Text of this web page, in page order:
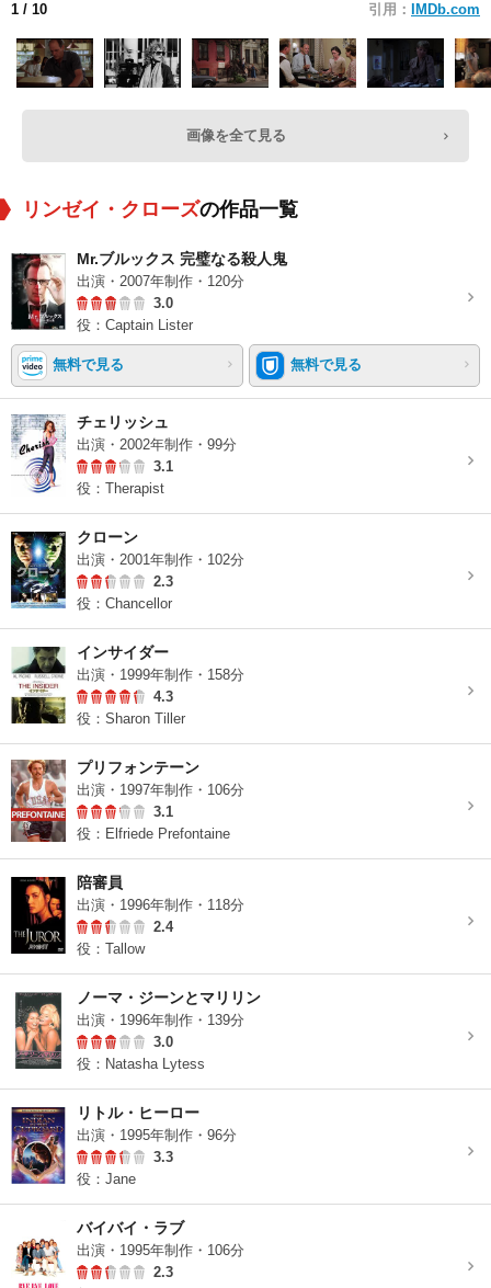
1 / 10 引用： IMDb.com
画像を全て見る
リンゼイ・クローズの作品一覧
Mr.ブルックス 完璧なる殺人鬼
出演・2007年制作・120分
3.0
役：Captain Lister
無料で見る 無料で見る
チェリッシュ
出演・2002年制作・99分
3.1
役：Therapist
クローン
出演・2001年制作・102分
2.3
役：Chancellor
インサイダー
出演・1999年制作・158分
4.3
役：Sharon Tiller
プリフォンテーン
出演・1997年制作・106分
3.1
役：Elfriede Prefontaine
陪審員
出演・1996年制作・118分
2.4
役：Tallow
ノーマ・ジーンとマリリン
出演・1996年制作・139分
3.0
役：Natasha Lytess
リトル・ヒーロー
出演・1995年制作・96分
3.3
役：Jane
バイバイ・ラブ
出演・1995年制作・106分
2.3